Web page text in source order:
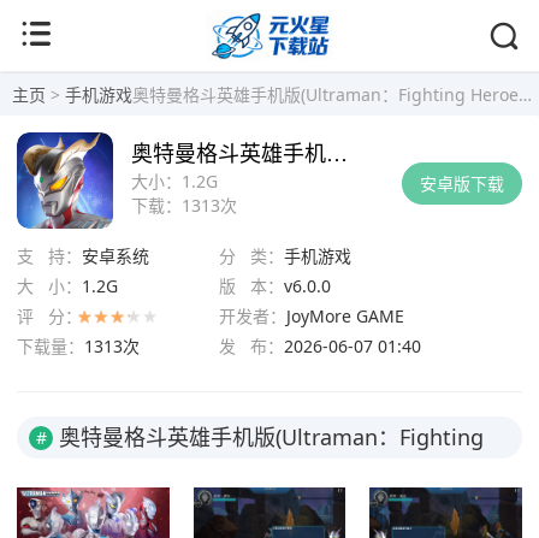
主页 > 手机游戏奥特曼格斗英雄手机版(Ultraman：Fighting Heroes) v6.0.0安卓版
安卓版下载
大小： 1.2G
下载： 1313次
奥特曼格斗英雄手机版(Ultraman：Fighting Heroes) v6.0.0安卓版
支 持： 安卓系统 分 类： 手机游戏
大 小： 1.2G 版 本： v6.0.0
评 分：
开发者： JoyMore GAME
下载量： 1313次 发 布： 2026-06-07 01:40
#
奥特曼格斗英雄手机版(Ultraman：Fighting